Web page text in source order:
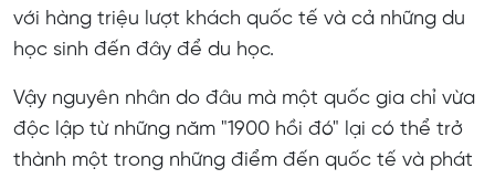
Thiên nhiên tại Malaysia
<img style="display: block; margin-left: auto;
margin-right: auto;"
src="https://tuvanduhoc.org/uploads/files/2024/11/06/
nhien-malaysia.jpg" alt="Thi&ecirc;n nhi&ecirc;n
Malaysia" width="900" height="500" />
với hàng triệu lượt khách quốc tế và cả những du
học sinh đến đây để du học.
Vậy nguyên nhân do đâu mà một quốc gia chỉ vừa
độc lập từ những năm "1900 hồi đó" lại có thể trở
thành một trong những điểm đến quốc tế và phát